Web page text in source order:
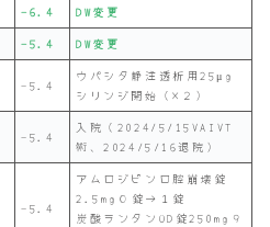
-6.4
DW変更
-5.4 DW変更
-5.4
ウパシタ静注透析用25μg
シリンジ開始（×２）
-5.4
入院（2024/5/15VAIVT
術、2024/5/16退院）
-5.4
アムロジピン口腔崩壊錠
2.5mg０錠→１錠
炭酸ランタンOD錠250mg９